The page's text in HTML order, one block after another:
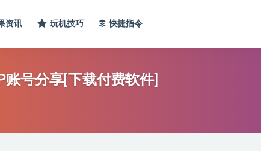
资讯 玩机技巧 快捷指令
号分享[下载付费软件]